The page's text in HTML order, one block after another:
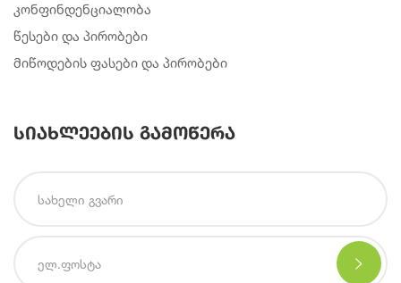
კონფინდენციალობა
წესები და პირობები
მიწოდების ფასები და პირობები
სიახლეების გამოწერა